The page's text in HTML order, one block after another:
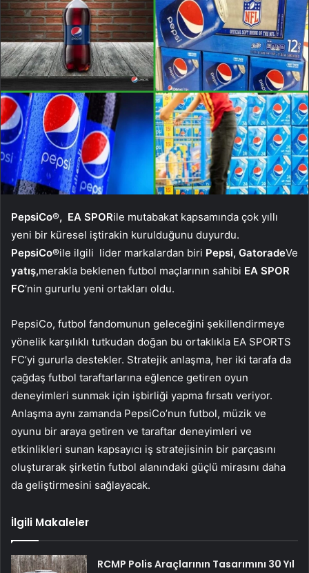
PepsiCo®, EA SPORile mutabakat kapsamında çok yıllı
yeni bir küresel iştirakin kurulduğunu duyurdu.
PepsiCo®ile ilgili lider markalardan biri Pepsi, GatoradeVe
yatış,merakla beklenen futbol maçlarının sahibi EA SPOR
FC‘nin gururlu yeni ortakları oldu.
PepsiCo, futbol fandomunun geleceğini şekillendirmeye
yönelik karşılıklı tutkudan doğan bu ortaklıkla EA SPORTS
FC’yi gururla destekler. Stratejik anlaşma, her iki tarafa da
çağdaş futbol taraftarlarına eğlence getiren oyun
deneyimleri sunmak için işbirliği yapma fırsatı veriyor.
Anlaşma aynı zamanda PepsiCo’nun futbol, ​​müzik ve
oyunu bir araya getiren ve taraftar deneyimleri ve
etkinlikleri sunan kapsayıcı iş stratejisinin bir parçasını
oluşturarak şirketin futbol alanındaki güçlü mirasını daha
da geliştirmesini sağlayacak.
İlgili Makaleler
RCMP Polis Araçlarının Tasarımını 30 Yıl